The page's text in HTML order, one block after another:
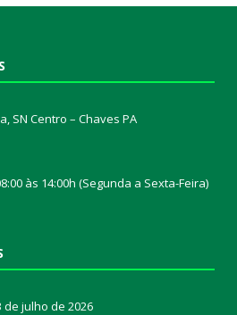
SN Centro – Chaves PA
às 14:00h (Segunda a Sexta-Feira)
de julho de 2026